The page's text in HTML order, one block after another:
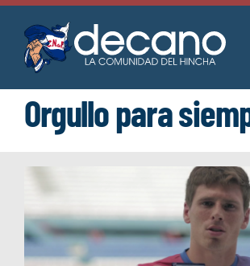
Saltar
contenido
Orgullo para